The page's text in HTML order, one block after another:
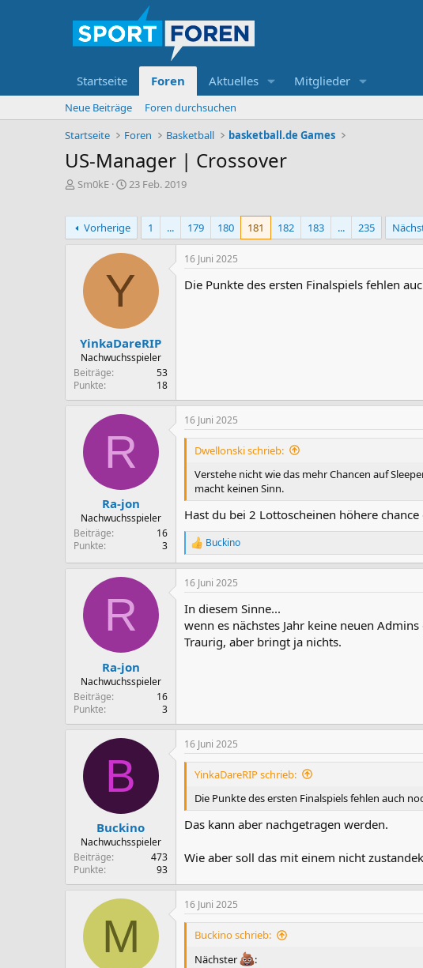
Startseite Foren Aktuelles Mitglieder
Neue Beiträge
Foren durchsuchen
Startseite
Foren Basketball basketball.de Games
US-Manager | Crossover
E
t
e
Sm0kE
E
t
e
l
t
23 Feb. 2019
Vorherige 1 ... 179 180 181 182 183 ... 235
Y
YinkaDareRIP
Nachwuchsspieler
Beiträge
53
Punkte
18
16 Juni 2025
Die Punkte des ersten Finalspiels fehlen
R
Ra-jon
Nachwuchsspieler
Beiträge
16
Punkte
3
16 Juni 2025
Dwellonski schrieb:
Verstehe nicht wie das mehr Chancen auf
macht keinen Sinn.
Hast du bei 2 Lottoscheinen höhere
R
e
a
k
i
o
n
e
Buckino
R
Ra-jon
Nachwuchsspieler
Beiträge
16
Punkte
3
16 Juni 2025
In diesem Sinne...
wenn es nächstes Jahr keine neuen
Traurig, aber bringt ja nichts.
B
Buckino
Nachwuchsspieler
Beiträge
473
Punkte
93
16 Juni 2025
YinkaDareRIP schrieb:
Die Punkte des ersten Finalspiels fehlen auch
Das kann aber nachgetragen werden.
Wie aber soll das mit einem nicht
M
16 Juni 2025
Buckino schrieb:
Nächster
: